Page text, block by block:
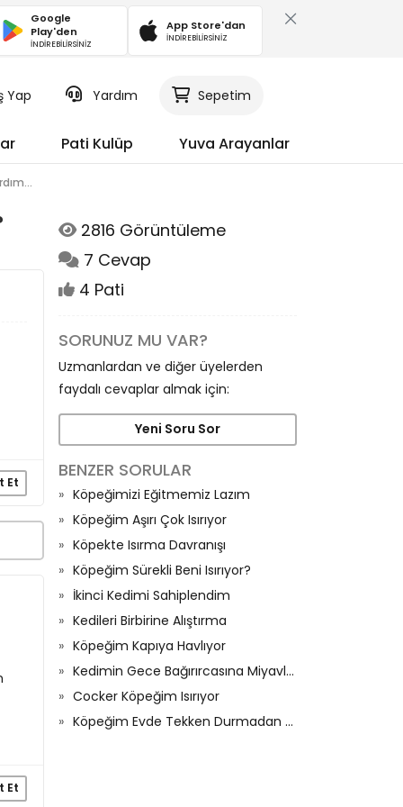
Google
Play'den
İNDİREBİLİRSİNİZ
App Store'dan
İNDİREBİLİRSİNİZ
Yap Yardım Sepetim
Pati Kulüp Yuva Arayanlar
Et
Et
2816 Görüntüleme
7 Cevap
4 Pati
SORUNUZ MU VAR?
Uzmanlardan ve diğer üyelerden
faydalı cevaplar almak için:
Yeni Soru Sor
BENZER SORULAR
Köpeğimizi Eğitmemiz Lazım
Köpeğim Aşırı Çok Isırıyor
Köpekte Isırma Davranışı
Köpeğim Sürekli Beni Isırıyor?
İkinci Kedimi Sahiplendim
Kedileri Birbirine Alıştırma
Köpeğim Kapıya Havlıyor
Kedimin Gece Bağırırcasına Miyavlaması
Cocker Köpeğim Isırıyor
Köpeğim Evde Tekken Durmadan Havlıyor